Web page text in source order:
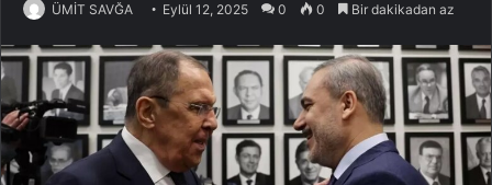
ÜMİT SAVĞA Eylül 12, 2025 0 0 Bir dakikadan az